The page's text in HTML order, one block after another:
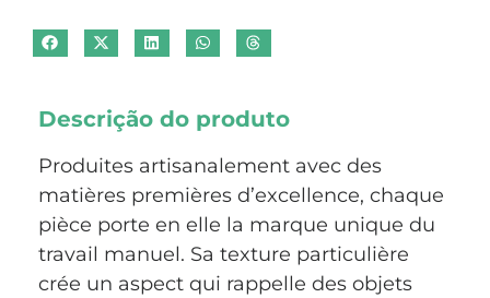
Descrição do produto
Produites artisanalement avec des
matières premières d’excellence, chaque
pièce porte en elle la marque unique du
travail manuel. Sa texture particulière
crée un aspect qui rappelle des objets